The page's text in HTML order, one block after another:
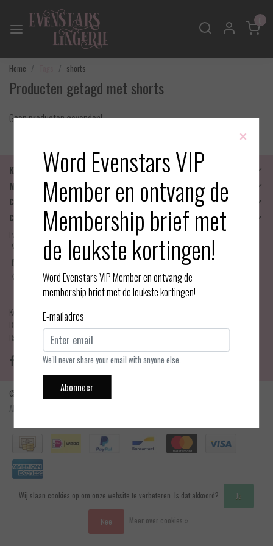
Home shorts
Producten getagd met shorts
Geen producten gevonden!
Klantenservice
Mijn account
Categorieën
Contactgegevens
Evenstars Lingerie
06-25536043
info@evenstarslingerie.com
Haarlemmerdijk 21
1013 KA Amsterdam
KvK Number: 75017679
BTW-number: NL001595356B03
Bankrekening: NL75 INGB 0778 3839 97
© Copyright 2026 - Evenstars Lingerie | Realisatie
Algemene voorwaarden
×
Word Evenstars VIP
Member en ontvang de
Membership brief met
de leukste kortingen!
Word Evenstars VIP Member en ontvang de
membership brief met de leukste kortingen!
E-mailadres
We'll never share your email with anyone else.
Abonneer
Wij slaan cookies op om onze website te verbeteren. Is dat akkoord? Ja
Nee Meer over cookies »